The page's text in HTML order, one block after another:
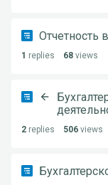
Отчетность
1 replies 68 views
2 replies 506 views